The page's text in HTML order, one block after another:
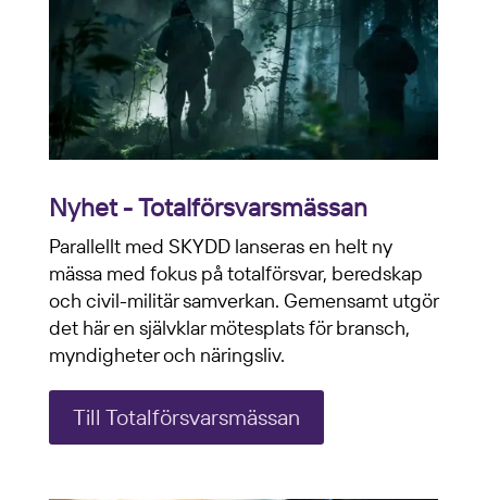
Nyhet - Totalförsvarsmässan
Parallellt med SKYDD lanseras en helt ny
mässa med fokus på totalförsvar, beredskap
och civil-militär samverkan. Gemensamt utgör
det här en självklar mötesplats för bransch,
myndigheter och näringsliv.
Till Totalförsvarsmässan